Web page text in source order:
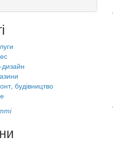
будівництво